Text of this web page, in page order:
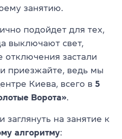
занятию.
подойдет для тех,
выключают свет,
отключения застали
приезжайте, ведь мы
Киева, всего в 5
Ворота».
на занятие к
алгоритму: